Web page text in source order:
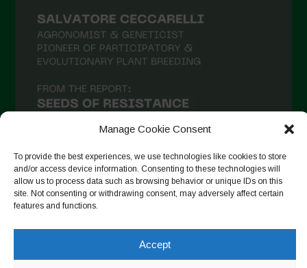
Manage Cookie Consent
To provide the best experiences, we use technologies like cookies to store
and/or access device information. Consenting to these technologies will
allow us to process data such as browsing behavior or unique IDs on this
site. Not consenting or withdrawing consent, may adversely affect certain
features and functions.
Accept
Auf Instagram folgen
Copyright © 2026. All rights reserved.Datenschutzerklärung-